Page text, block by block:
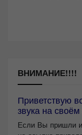
ВНИМАНИЕ!!!!
Приветствую
звука на
Если Вы пришли